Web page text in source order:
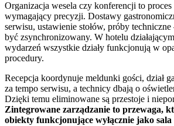
Organizacja wesela czy konferencji to
wymagający precyzji. Dostawy
serwisu, ustawienie stołów, próby
być zsynchronizowany. W hotelu
wydarzeń wszystkie działy funkcjonują w
procedury.
Recepcja koordynuje meldunki gości, dział
za tempo serwisu, a technicy dbają o
Dzięki temu eliminowane są przestoje i
Zintegrowane zarządzanie to przewaga,
obiekty funkcjonujące wyłącznie jako